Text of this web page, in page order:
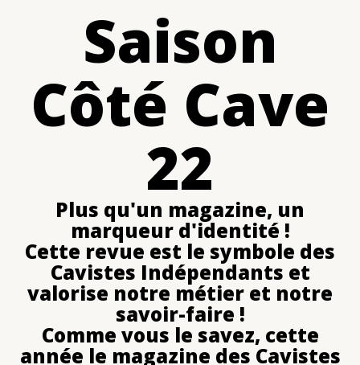
Saison
Côté Cave
22
Plus qu'un magazine, un
marqueur d'identité !
Cette revue est le symbole des
Cavistes Indépendants et
valorise notre métier et notre
savoir-faire !
Comme vous le savez, cette
année le magazine des Cavistes